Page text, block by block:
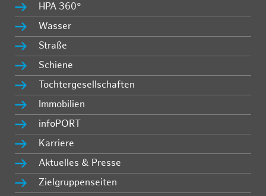
HPA 360°
Wasser
Straße
Schiene
Tochtergesellschaften
Immobilien
infoPORT
Karriere
Aktuelles & Presse
Zielgruppenseiten